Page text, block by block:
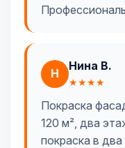
Н
Нина В.
★★★★
Покраска
120 м², два
покраска в